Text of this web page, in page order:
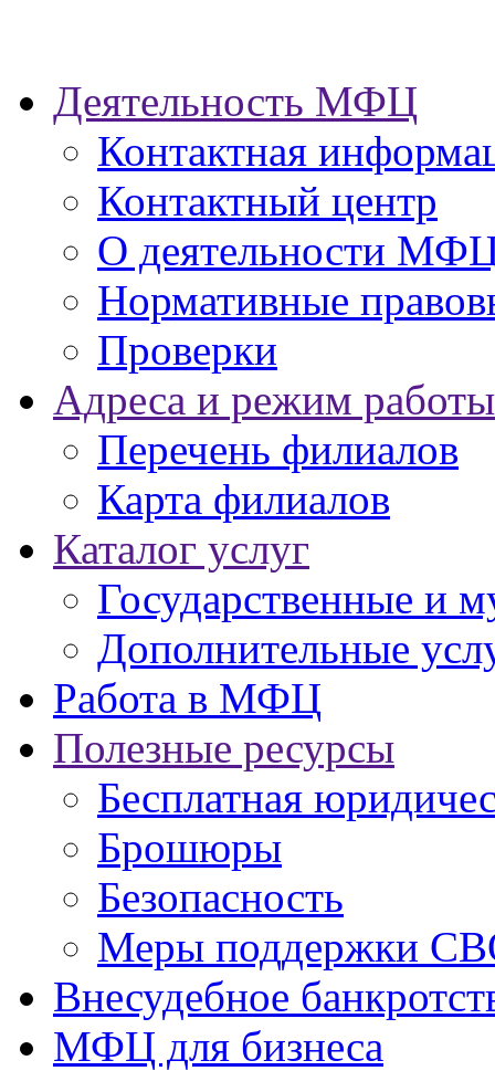
Деятельность МФЦ
Контактная
Контактный центр
О деятельности
Нормативные
Проверки
Адреса и режим работы
Перечень филиалов
Карта филиалов
Каталог услуг
Государственные и
Дополнительные
Работа в МФЦ
Полезные ресурсы
Бесплатная
Брошюры
Безопасность
Меры поддержки
Внесудебное
МФЦ для бизнеса